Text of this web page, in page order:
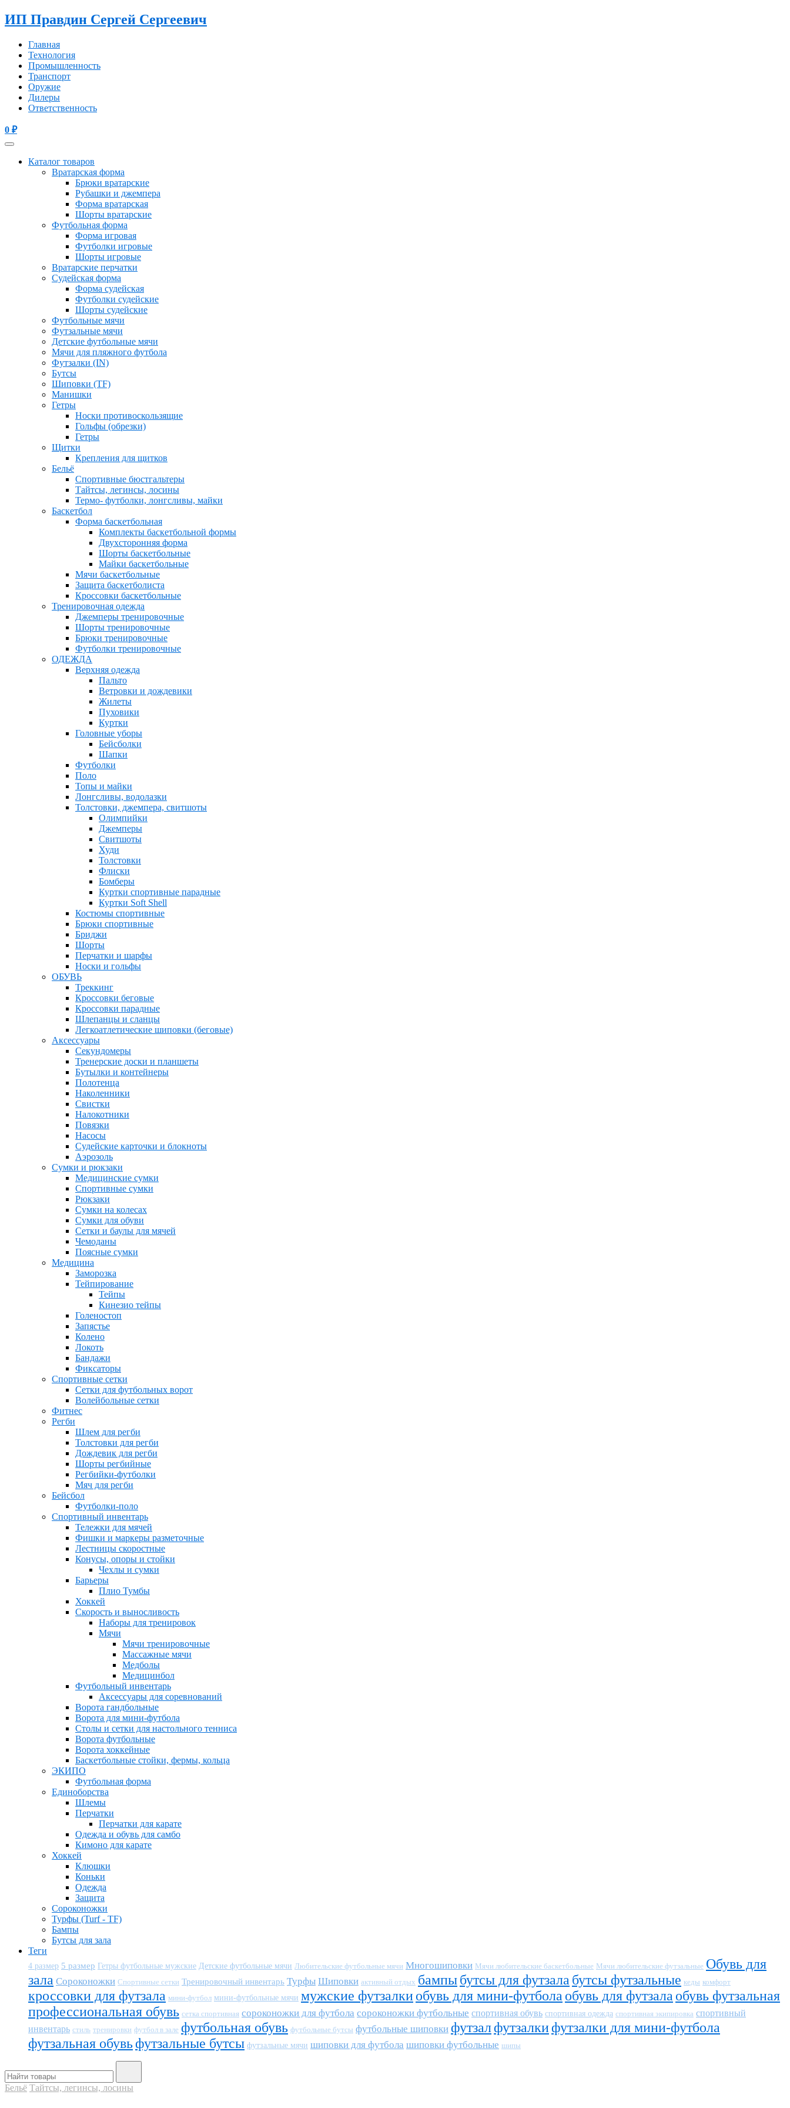
ИП Правдин Сергей Сергеевич
Главная
Технология
Промышленность
Транспорт
Оружие
Дилеры
Ответственность
0 ₽
Каталог товаров
Вратарская форма
Брюки вратарские
Рубашки и джемпера
Форма вратарская
Шорты вратарские
Футбольная форма
Форма игровая
Футболки игровые
Шорты игровые
Вратарские перчатки
Судейская форма
Форма судейская
Футболки судейские
Шорты судейские
Футбольные мячи
Футзальные мячи
Детские футбольные мячи
Мячи для пляжного футбола
Футзалки (IN)
Бутсы
Шиповки (TF)
Манишки
Гетры
Носки противоскользящие
Гольфы (обрезки)
Гетры
Щитки
Крепления для щитков
Бельё
Спортивные бюстгальтеры
Тайтсы, легинсы, лосины
Термо- футболки, лонгсливы, майки
Баскетбол
Форма баскетбольная
Комплекты баскетбольной формы
Двухсторонняя форма
Шорты баскетбольные
Майки баскетбольные
Мячи баскетбольные
Защита баскетболиста
Кроссовки баскетбольные
Тренировочная одежда
Джемперы тренировочные
Шорты тренировочные
Брюки тренировочные
Футболки тренировочные
ОДЕЖДА
Верхняя одежда
Пальто
Ветровки и дождевики
Жилеты
Пуховики
Куртки
Головные уборы
Бейсболки
Шапки
Футболки
Поло
Топы и майки
Лонгсливы, водолазки
Толстовки, джемпера, свитшоты
Олимпийки
Джемперы
Свитшоты
Худи
Толстовки
Флиски
Бомберы
Куртки спортивные парадные
Куртки Soft Shell
Костюмы спортивные
Брюки спортивные
Бриджи
Шорты
Перчатки и шарфы
Носки и гольфы
ОБУВЬ
Треккинг
Кроссовки беговые
Кроссовки парадные
Шлепанцы и сланцы
Легкоатлетические шиповки (беговые)
Аксессуары
Секундомеры
Тренерские доски и планшеты
Бутылки и контейнеры
Полотенца
Наколенники
Свистки
Налокотники
Повязки
Насосы
Судейские карточки и блокноты
Аэрозоль
Сумки и рюкзаки
Медицинские сумки
Спортивные сумки
Рюкзаки
Сумки на колесах
Сумки для обуви
Сетки и баулы для мячей
Чемоданы
Поясные сумки
Медицина
Заморозка
Тейпирование
Тейпы
Кинезио тейпы
Голеностоп
Запястье
Колено
Локоть
Бандажи
Фиксаторы
Спортивные сетки
Сетки для футбольных ворот
Волейбольные сетки
Фитнес
Регби
Шлем для регби
Толстовки для регби
Дождевик для регби
Шорты регбийные
Регбийки-футболки
Мяч для регби
Бейсбол
Футболки-поло
Спортивный инвентарь
Тележки для мячей
Фишки и маркеры разметочные
Лестницы скоростные
Конусы, опоры и стойки
Чехлы и сумки
Барьеры
Плио Тумбы
Хоккей
Скорость и выносливость
Наборы для тренировок
Мячи
Мячи тренировочные
Массажные мячи
Медболы
Медицинбол
Футбольный инвентарь
Аксессуары для соревнований
Ворота гандбольные
Ворота для мини-футбола
Столы и сетки для настольного тенниса
Ворота футбольные
Ворота хоккейные
Баскетбольные стойки, фермы, кольца
ЭКИПО
Футбольная форма
Единоборства
Шлемы
Перчатки
Перчатки для карате
Одежда и обувь для самбо
Кимоно для карате
Хоккей
Клюшки
Коньки
Одежда
Защита
Сороконожки
Турфы (Turf - TF)
Бампы
Бутсы для зала
Теги
4 размер 5 размер Гетры футбольные мужские Детские футбольные мячи Любительские футбольные мячи Многошиповки Мячи любительские баскетбольные Мячи любительские футзальные Обувь для
зала Сороконожки Спортивные сетки Тренировочный инвентарь Турфы Шиповки активный отдых бампыбутсы для футзала бутсы футзальные кеды комфорт
кроссовки для футзала мини-футбол мини-футбольные мячи мужские футзалкиобувь для мини-футбола обувь для футзала обувь футзальная
профессиональная обувь сетка спортивная сороконожки для футбола сороконожки футбольные спортивная обувь спортивная одежда спортивная экипировка спортивный
инвентарь стиль тренировки футбол в зале футбольная обувь футбольные бутсы футбольные шиповки футзалфутзалкифутзалки для мини-футбола
футзальная обувьфутзальные бутсы футзальные мячи шиповки для футбола шиповки футбольные шипы
Бельё Тайтсы, легинсы, лосины